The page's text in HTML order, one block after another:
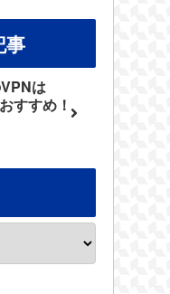
事
は
すすめ！